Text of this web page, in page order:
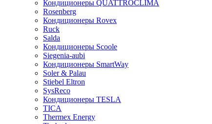
Кондиционеры QUATTROCLIMA
Rosenberg
Кондиционеры Rovex
Ruck
Salda
Кондиционеры Scoole
Siegenia-aubi
Кондиционеры SmartWay
Soler & Palau
Stiebel Eltron
SysReco
Кондиционеры TESLA
TICA
Thermex Energy